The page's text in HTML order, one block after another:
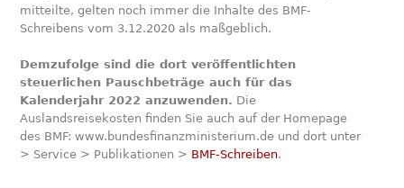
mitteilte, gelten noch immer die Inhalte des BMF-
Schreibens vom 3.12.2020 als maßgeblich.
Demzufolge sind die dort veröffentlichten
steuerlichen Pauschbeträge auch für das
Kalenderjahr 2022 anzuwenden. Die
Auslandsreisekosten finden Sie auch auf der Homepage
des BMF: www.bundesfinanzministerium.de und dort unter
> Service > Publikationen > BMF-Schreiben.